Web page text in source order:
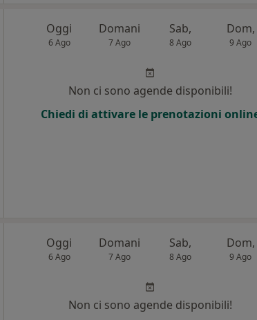
Oggi
6 Ago
Domani
7 Ago
Sab,
8 Ago
Dom,
9 Ago
Non ci sono agende disponibili!
Chiedi di attivare le prenotazioni
Oggi
6 Ago
Domani
7 Ago
Sab,
8 Ago
Dom,
9 Ago
Non ci sono agende disponibili!